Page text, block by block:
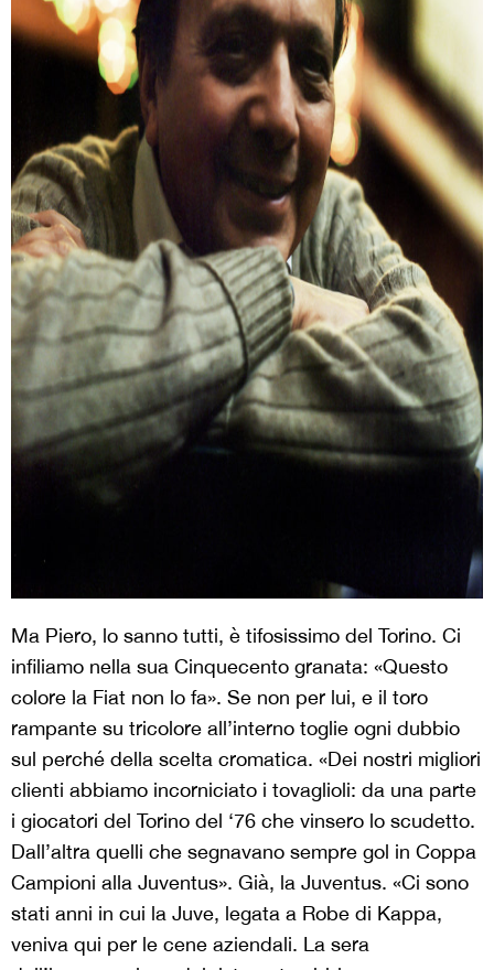
Ma Piero, lo sanno tutti, è tifosissimo del Torino. Ci
infiliamo nella sua Cinquecento granata: «Questo
colore la Fiat non lo fa». Se non per lui, e il toro
rampante su tricolore all’interno toglie ogni dubbio
sul perché della scelta cromatica. «Dei nostri migliori
clienti abbiamo incorniciato i tovaglioli: da una parte
i giocatori del Torino del ‘76 che vinsero lo scudetto.
Dall’altra quelli che segnavano sempre gol in Coppa
Campioni alla Juventus». Già, la Juventus. «Ci sono
stati anni in cui la Juve, legata a Robe di Kappa,
veniva qui per le cene aziendali. La sera